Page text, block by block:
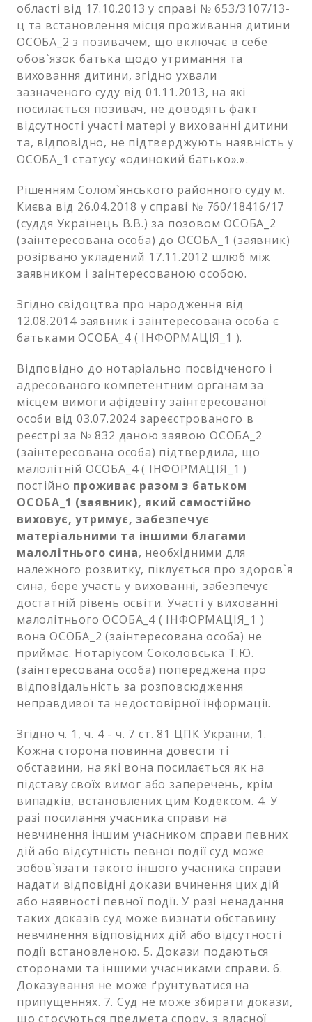
області від 17.10.2013 у справі № 653/3107/13-
ц та встановлення місця проживання дитини
ОСОБА_2 з позивачем, що включає в себе
обов`язок батька щодо утримання та
виховання дитини, згідно ухвали
зазначеного суду від 01.11.2013, на які
посилається позивач, не доводять факт
відсутності участі матері у вихованні дитини
та, відповідно, не підтверджують наявність у
ОСОБА_1 статусу «одинокий батько».».
Рішенням Солом`янського районного суду м.
Києва від 26.04.2018 у справі № 760/18416/17
(суддя Українець В.В.) за позовом ОСОБА_2
(заінтересована особа) до ОСОБА_1 (заявник)
розірвано укладений 17.11.2012 шлюб між
заявником і заінтересованою особою.
Згідно свідоцтва про народження від
12.08.2014 заявник і заінтересована особа є
батьками ОСОБА_4 ( ІНФОРМАЦІЯ_1 ).
Відповідно до нотаріально посвідченого і
адресованого компетентним органам за
місцем вимоги афідевіту заінтересованої
особи від 03.07.2024 зареєстрованого в
реєстрі за № 832 даною заявою ОСОБА_2
(заінтересована особа) підтвердила, що
малолітній ОСОБА_4 ( ІНФОРМАЦІЯ_1 )
постійно проживає разом з батьком
ОСОБА_1 (заявник), який самостійно
виховує, утримує, забезпечує
матеріальними та іншими благами
малолітнього сина, необхідними для
належного розвитку, піклується про здоров`я
сина, бере участь у вихованні, забезпечує
достатній рівень освіти. Участі у вихованні
малолітнього ОСОБА_4 ( ІНФОРМАЦІЯ_1 )
вона ОСОБА_2 (заінтересована особа) не
приймає. Нотаріусом Соколовська Т.Ю.
(заінтересована особа) попереджена про
відповідальність за розповсюдження
неправдивої та недостовірної інформації.
Згідно ч. 1, ч. 4 - ч. 7 ст. 81 ЦПК України, 1.
Кожна сторона повинна довести ті
обставини, на які вона посилається як на
підставу своїх вимог або заперечень, крім
випадків, встановлених цим Кодексом. 4. У
разі посилання учасника справи на
невчинення іншим учасником справи певних
дій або відсутність певної події суд може
зобов`язати такого іншого учасника справи
надати відповідні докази вчинення цих дій
або наявності певної події. У разі ненадання
таких доказів суд може визнати обставину
невчинення відповідних дій або відсутності
події встановленою. 5. Докази подаються
сторонами та іншими учасниками справи. 6.
Доказування не може ґрунтуватися на
припущеннях. 7. Суд не може збирати докази,
що стосуються предмета спору, з власної